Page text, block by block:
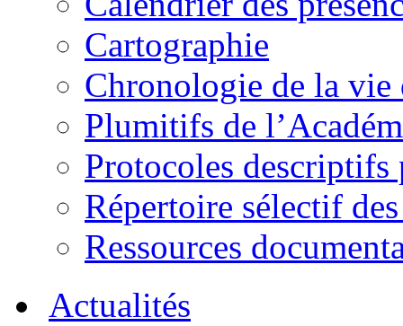
Cartographie
Chronologie de la vie
Plumitifs de
Protocoles descriptifs
Répertoire sélectif
Ressources
Actualités